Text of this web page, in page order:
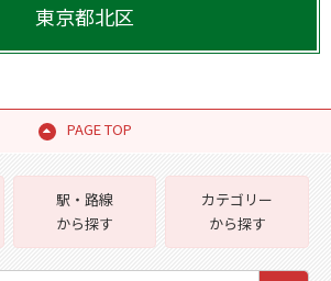
東京都北区
PAGE TOP
駅・路線
から探す
カテゴリー
から探す